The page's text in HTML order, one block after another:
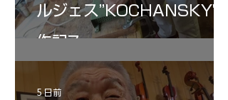
ルジェス”KOCHANSKY"制
作記7
5 日前